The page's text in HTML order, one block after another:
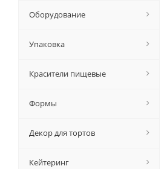
Оборудование
Упаковка
Красители пищевые
Формы
Декор для тортов
Кейтеринг